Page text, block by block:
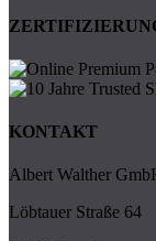
KONTAKT
Albert Walther
Löbtauer Straße 64